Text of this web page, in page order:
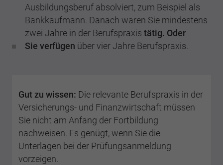
Ausbildungsberuf absolviert, zum Beispiel als
Bankkaufmann. Danach waren Sie mindestens
zwei Jahre in der Berufspraxis tätig. Oder
Sie verfügen über vier Jahre Berufspraxis.
Gut zu wissen: Die relevante Berufspraxis in der
Versicherungs- und Finanzwirtschaft müssen
Sie nicht am Anfang der Fortbildung
nachweisen. Es genügt, wenn Sie die
Unterlagen bei der Prüfungsanmeldung
vorzeigen.